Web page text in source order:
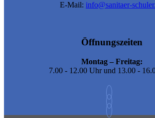
E-Mail: info@sanitaer-
Öffnungszeiten
Montag – Freitag:
7.00 - 12.00 Uhr und 13.00 -